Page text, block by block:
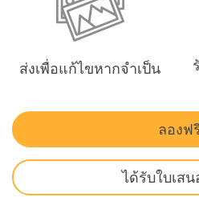
ส่งเพื่อแก้ไขหากจำเป็น
ลองฟ
ได้รับใบเส